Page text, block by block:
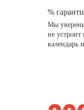
%
Мы
не устроит
календарь